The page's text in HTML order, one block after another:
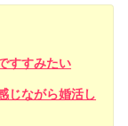
すすみたい
じながら婚活し